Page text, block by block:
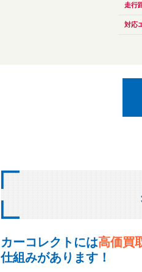
走行
対応
カーコレクトには高価買
仕組みがあります！